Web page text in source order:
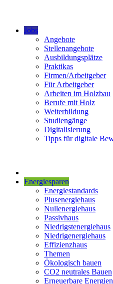
Jobs
Angebote
Stellenangebote
Ausbildungsplätze
Praktikas
Firmen/Arbeitgeber
Für Arbeitgeber
Arbeiten im Holzbau
Berufe mit Holz
Weiterbildung
Studiengänge
Digitalisierung
Tipps für digitale
Energiesparen
Energiestandards
Plusenergiehaus
Nullenergiehaus
Passivhaus
Niedrigstenergiehaus
Niedrigenergiehaus
Effizienzhaus
Themen
Ökologisch bauen
CO2 neutrales Bauen
Erneuerbare Energien